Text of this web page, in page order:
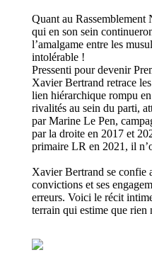
Quant au
qui en son sein
l’amalgame entre les
intolérable !
Pressenti pour devenir
Xavier Bertrand retrace
lien hiérarchique rompu
rivalités au sein du parti,
par Marine Le Pen,
par la droite en 2017 et
primaire LR en 2021, il
Xavier Bertrand se confie
convictions et ses
erreurs. Voici le récit
terrain qui estime que rien